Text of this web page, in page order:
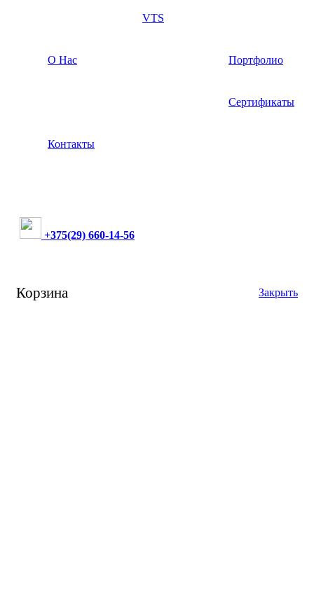
VTS
О Нас Портфолио
Сертификаты
Контакты
+375(29) 660-14-56
Корзина Закрыть